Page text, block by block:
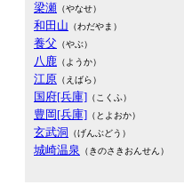
梁瀬 （やなせ）
和田山 （わだやま）
養父 （やぶ）
八鹿 （ようか）
江原 （えばら）
国府[兵庫] （こくふ）
豊岡[兵庫] （とよおか）
玄武洞 （げんぶどう）
城崎温泉 （きのさきおんせん）